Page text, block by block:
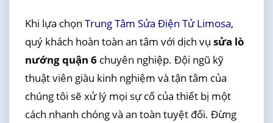
Khi lựa chọn Trung Tâm Sửa Điện Tử Limosa,
quý khách hoàn toàn an tâm với dịch vụ sửa lò
nướng quận 6chuyên nghiệp. Đội ngũ kỹ
thuật viên giàu kinh nghiệm và tận tâm của
chúng tôi sẽ xử lý mọi sự cố của thiết bị một
cách nhanh chóng và an toàn tuyệt đối. Đừng